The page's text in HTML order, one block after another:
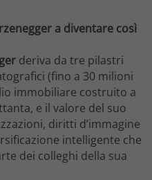
a diventare così
deriva da tre pilastri
(fino a 30 milioni
immobiliare costruito a
e il valore del suo
diritti d’immagine
intelligente che
dei colleghi della sua